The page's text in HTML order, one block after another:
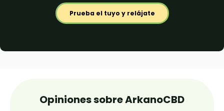
Prueba el tuyo y relájate
Opiniones sobre ArkanoCBD